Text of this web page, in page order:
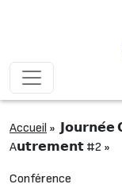
Navigation
Accueil » 𝗝𝗼𝘂𝗿𝗻𝗲́𝗲
A𝘂𝘁𝗿𝗲𝗺𝗲𝗻𝘁 #2 »
Conférence